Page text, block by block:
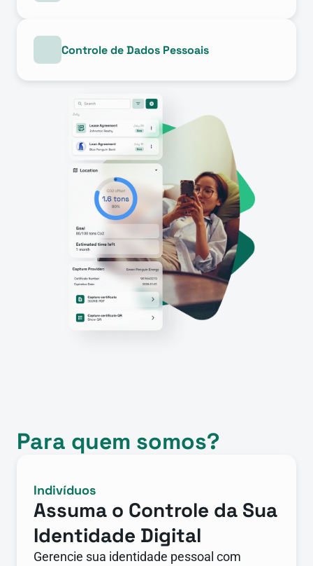
Controle de Dados Pessoais
Para quem somos?
Indivíduos
Assuma o Controle da Sua
Identidade Digital
Gerencie sua identidade pessoal com